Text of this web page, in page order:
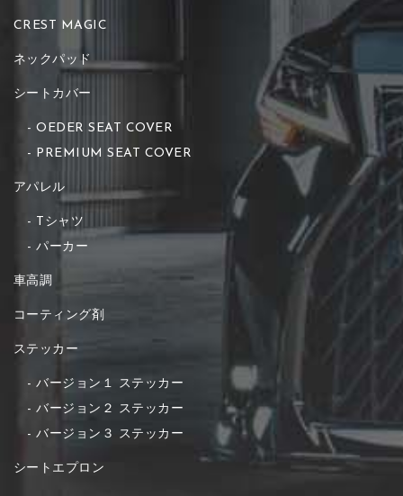
CREST MAGIC
ネックパッド
シートカバー
OEDER SEAT COVER
PREMIUM SEAT COVER
アパレル
Tシャツ
パーカー
車高調
コーティング剤
ステッカー
バージョン１ ステッカー
バージョン２ ステッカー
バージョン３ ステッカー
シートエプロン